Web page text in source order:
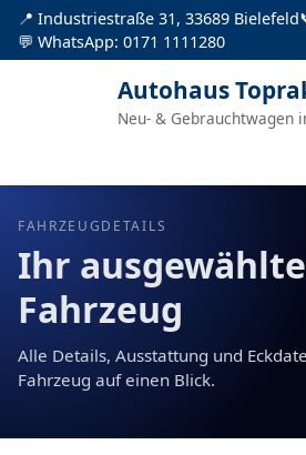
📍 Industriestraße 31, 33689 Bielefeld
💬 WhatsApp: 0171 1111280
Autohaus
Neu- & Gebrauchtwagen
FAHRZEUGDETAILS
Ihr
Fahrzeug
Alle Details, Ausstattung und
Fahrzeug auf einen Blick.